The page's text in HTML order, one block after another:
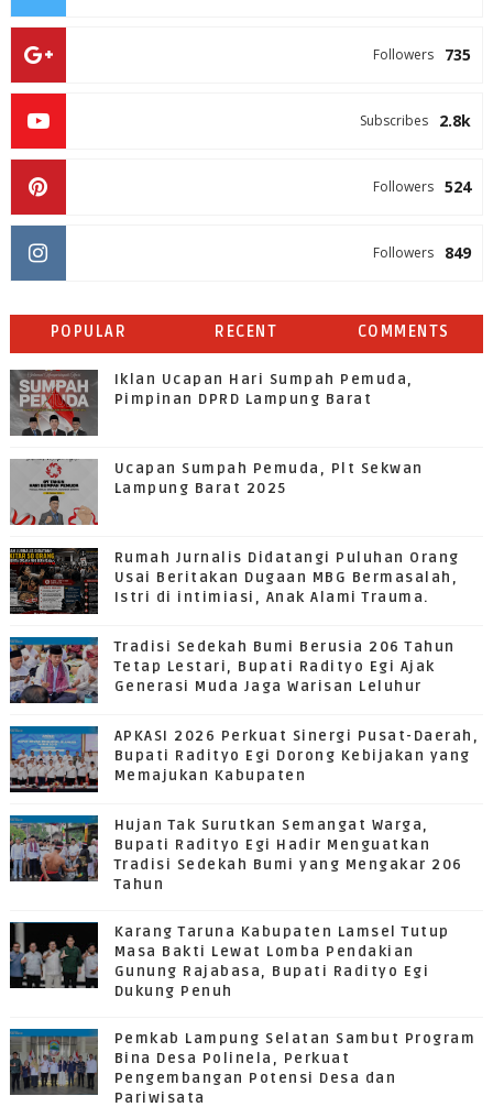
735
Followers
2.8k
Subscribes
524
Followers
849
Followers
POPULAR RECENT COMMENTS
Iklan Ucapan Hari Sumpah Pemuda,
Pimpinan DPRD Lampung Barat
Ucapan Sumpah Pemuda, Plt Sekwan
Lampung Barat 2025
Rumah Jurnalis Didatangi Puluhan Orang
Usai Beritakan Dugaan MBG Bermasalah,
Istri di intimiasi, Anak Alami Trauma.
Tradisi Sedekah Bumi Berusia 206 Tahun
Tetap Lestari, Bupati Radityo Egi Ajak
Generasi Muda Jaga Warisan Leluhur
APKASI 2026 Perkuat Sinergi Pusat-Daerah,
Bupati Radityo Egi Dorong Kebijakan yang
Memajukan Kabupaten
Hujan Tak Surutkan Semangat Warga,
Bupati Radityo Egi Hadir Menguatkan
Tradisi Sedekah Bumi yang Mengakar 206
Tahun
Karang Taruna Kabupaten Lamsel Tutup
Masa Bakti Lewat Lomba Pendakian
Gunung Rajabasa, Bupati Radityo Egi
Dukung Penuh
Pemkab Lampung Selatan Sambut Program
Bina Desa Polinela, Perkuat
Pengembangan Potensi Desa dan
Pariwisata